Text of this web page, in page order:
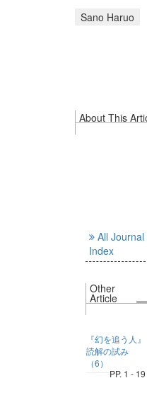
Sano Haruo
About This
All Journal
Index
Other
Article
『幻を追う人』
読解の試み
（6）
PP. 1 - 19